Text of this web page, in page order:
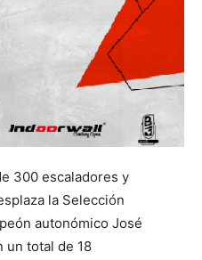
300 escaladores y
la Selección
autonómico José
un total de 18